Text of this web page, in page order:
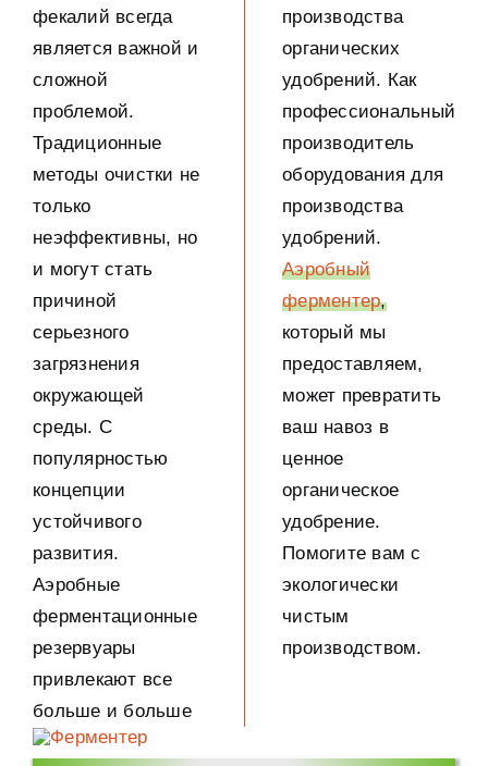
фекалий всегда
является важной и
сложной
проблемой.
Традиционные
методы очистки не
только
неэффективны, но
и могут стать
причиной
серьезного
загрязнения
окружающей
среды. С
популярностью
концепции
устойчивого
развития.
Аэробные
ферментационные
резервуары
привлекают все
больше и больше
производства
органических
удобрений. Как
профессиональный
производитель
оборудования для
производства
удобрений.
Аэробный
ферментер,
который мы
предоставляем,
может превратить
ваш навоз в
ценное
органическое
удобрение.
Помогите вам с
экологически
чистым
производством.